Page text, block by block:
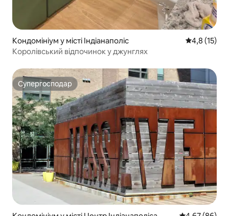
Кондомініум у місті Індіанаполіс Середня
4,8 (15)
Королівський відпочинок у джунглях
Супергосподар
Супергосподар